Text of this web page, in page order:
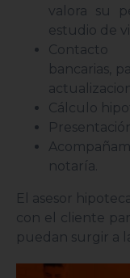
valora su
estudio de
Contacto
bancarias,
Cálculo
notaría.
El asesor
con el cliente
puedan surgir a